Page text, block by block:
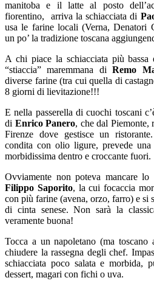
manitoba e il latte al posto
fiorentino, arriva la schiacciata di
usa le farine locali (Verna, Denatori
un po’ la tradizione toscana
A chi piace la schiacciata più bassa
“stiaccia” maremmana diRemo
diverse farine (tra cui quella di
8 giorni di lievitazione!!!
E nella passerella di cuochi toscani
di Enrico Panero, che dal Piemonte,
Firenze dove gestisce un
condita con olio ligure, prevede
morbidissima dentro e croccante fuori.
Ovviamente non poteva mancare lo
Filippo Saporito, la cui focaccia
con più farine (avena, orzo, farro) e si
di cinta senese. Non sarà la
veramente buona!
Tocca a un napoletano (ma toscano
chiudere la rassegna degli chef.
schiacciata poco salata e morbida,
dessert, magari con fichi o uva.